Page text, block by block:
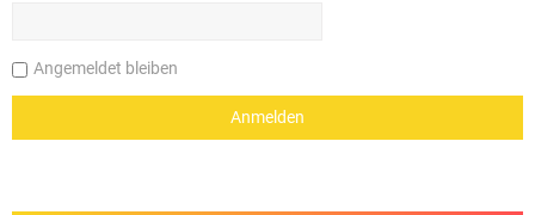
Angemeldet bleiben